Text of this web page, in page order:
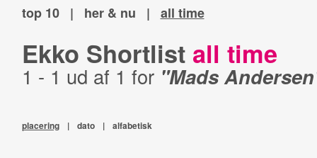
top 10 | her & nu | all time
Ekko Shortlist all time
1 - 1 ud af 1 for "Mads
placering | dato | alfabetisk